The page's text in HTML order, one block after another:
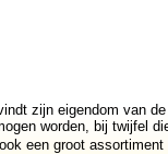
zijn eigendom van
worden, bij twijfel
een groot